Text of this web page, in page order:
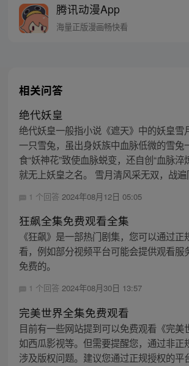
腾讯动漫App
海量正版漫画畅快看
相关问答
绝代妖皇
绝代妖皇一般指小说《遮天》中的妖皇雪
一只雪兔，虽出身妖族中血脉低微的雪兔
食“妖神花”致使血脉蜕变，还自创“血脉淬
就无上妖皇之名。 雪月清风采无双，战遍
1 个回答 2024年08月12日 05:05
狂飙全集免费观看全集
《狂飙》是一部热门剧集，您可以通过
看，例如部分视频平台可能会提供观看服
免费的。
1 个回答 2024年08月30日 13:57
完美世界全集免费观看
目前有一些网站提到可以免费观看《完美
如西瓜影视等。但需要提醒您，通过非正
涉及版权问题。建议您通过正规授权的平